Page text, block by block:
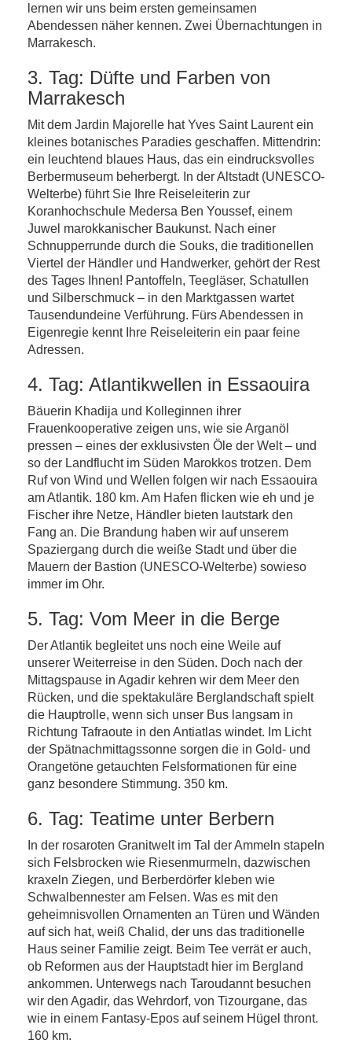
lernen wir uns beim ersten gemeinsamen
Abendessen näher kennen. Zwei Übernachtungen in
Marrakesch.
3. Tag: Düfte und Farben von
Marrakesch
Mit dem Jardin Majorelle hat Yves Saint Laurent ein
kleines botanisches Paradies geschaffen. Mittendrin:
ein leuchtend blaues Haus, das ein eindrucksvolles
Berbermuseum beherbergt. In der Altstadt (UNESCO-
Welterbe) führt Sie Ihre Reiseleiterin zur
Koranhochschule Medersa Ben Youssef, einem
Juwel marokkanischer Baukunst. Nach einer
Schnupperrunde durch die Souks, die traditionellen
Viertel der Händler und Handwerker, gehört der Rest
des Tages Ihnen! Pantoffeln, Teegläser, Schatullen
und Silberschmuck – in den Marktgassen wartet
Tausendundeine Verführung. Fürs Abendessen in
Eigenregie kennt Ihre Reiseleiterin ein paar feine
Adressen.
4. Tag: Atlantikwellen in Essaouira
Bäuerin Khadija und Kolleginnen ihrer
Frauenkooperative zeigen uns, wie sie Arganöl
pressen – eines der exklusivsten Öle der Welt – und
so der Landflucht im Süden Marokkos trotzen. Dem
Ruf von Wind und Wellen folgen wir nach Essaouira
am Atlantik. 180 km. Am Hafen flicken wie eh und je
Fischer ihre Netze, Händler bieten lautstark den
Fang an. Die Brandung haben wir auf unserem
Spaziergang durch die weiße Stadt und über die
Mauern der Bastion (UNESCO-Welterbe) sowieso
immer im Ohr.
5. Tag: Vom Meer in die Berge
Der Atlantik begleitet uns noch eine Weile auf
unserer Weiterreise in den Süden. Doch nach der
Mittagspause in Agadir kehren wir dem Meer den
Rücken, und die spektakuläre Berglandschaft spielt
die Hauptrolle, wenn sich unser Bus langsam in
Richtung Tafraoute in den Antiatlas windet. Im Licht
der Spätnachmittagssonne sorgen die in Gold- und
Orangetöne getauchten Felsformationen für eine
ganz besondere Stimmung. 350 km.
6. Tag: Teatime unter Berbern
In der rosaroten Granitwelt im Tal der Ammeln stapeln
sich Felsbrocken wie Riesenmurmeln, dazwischen
kraxeln Ziegen, und Berberdörfer kleben wie
Schwalbennester am Felsen. Was es mit den
geheimnisvollen Ornamenten an Türen und Wänden
auf sich hat, weiß Chalid, der uns das traditionelle
Haus seiner Familie zeigt. Beim Tee verrät er auch,
ob Reformen aus der Hauptstadt hier im Bergland
ankommen. Unterwegs nach Taroudannt besuchen
wir den Agadir, das Wehrdorf, von Tizourgane, das
wie in einem Fantasy-Epos auf seinem Hügel thront.
160 km.